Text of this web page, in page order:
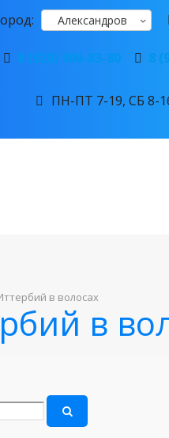
Александров
8 (920) 906-83-80 8
ПН-ПТ 7-19, СБ 8-
в волосах
в